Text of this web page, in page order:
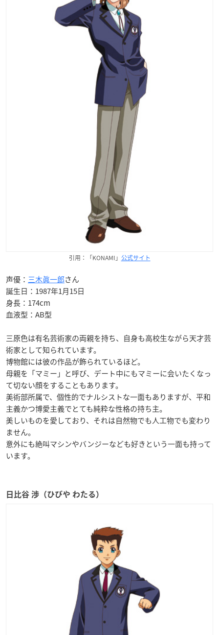
引用：「KONAMI」 公式サイト
声優： 三木眞一郎さん
誕生日：1987年1月15日
身長：174cm
血液型：AB型
三原色は有名芸術家の両親を持ち、自身も高校生ながら天才芸
術家として知られています。
博物館には彼の作品が飾られているほど。
母親を「マミー」と呼び、デート中にもマミーに会いたくなっ
て切ない顔をすることもあります。
美術部所属で、個性的でナルシストな一面もありますが、平和
主義かつ博愛主義でとても純粋な性格の持ち主。
美しいものを愛しており、それは自然物でも人工物でも変わり
ません。
意外にも絶叫マシンやバンジーなども好きという一面も持って
います。
日比谷 渉（ひびや わたる）